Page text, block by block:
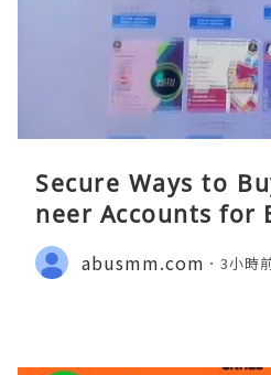
Secure Ways to
neer Accounts for
abusmm.com 3小時